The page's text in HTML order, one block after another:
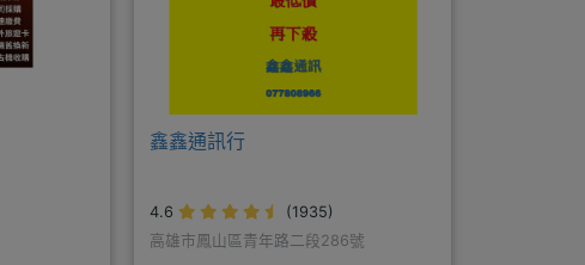
鑫鑫通訊行
4.6
(1935)
高雄市鳳山區青年路二段286號